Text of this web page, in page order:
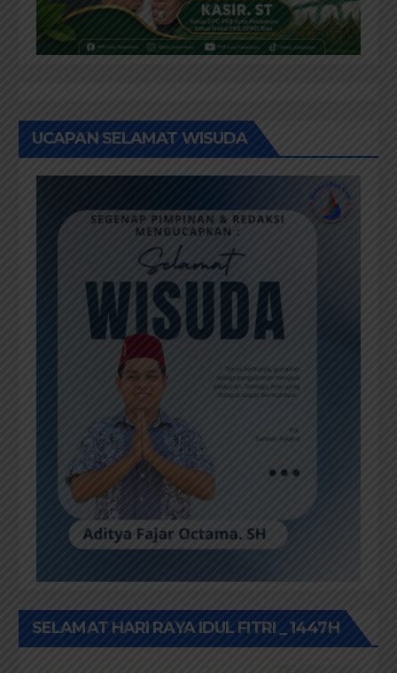
UCAPAN SELAMAT WISUDA
SELAMAT HARI RAYA IDUL FITRI _ 1447H